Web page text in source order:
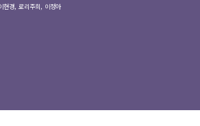
경, 로리주희, 이정아